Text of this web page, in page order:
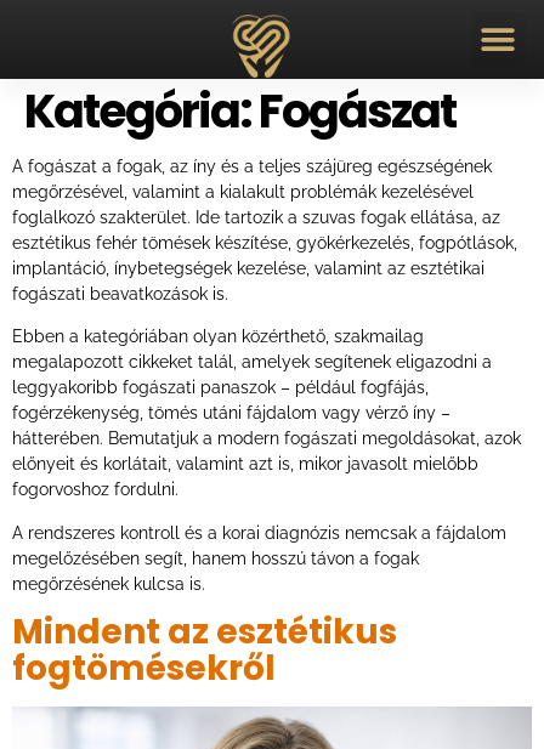
Kategória:Fogászat
A fogászat a fogak, az íny és a teljes szájüreg egészségének
megőrzésével, valamint a kialakult problémák kezelésével
foglalkozó szakterület. Ide tartozik a szuvas fogak ellátása, az
esztétikus fehér tömések készítése, gyökérkezelés, fogpótlások,
implantáció, ínybetegségek kezelése, valamint az esztétikai
fogászati beavatkozások is.
Ebben a kategóriában olyan közérthető, szakmailag
megalapozott cikkeket talál, amelyek segítenek eligazodni a
leggyakoribb fogászati panaszok – például fogfájás,
fogérzékenység, tömés utáni fájdalom vagy vérző íny –
hátterében. Bemutatjuk a modern fogászati megoldásokat, azok
előnyeit és korlátait, valamint azt is, mikor javasolt mielőbb
fogorvoshoz fordulni.
A rendszeres kontroll és a korai diagnózis nemcsak a fájdalom
megelőzésében segít, hanem hosszú távon a fogak
megőrzésének kulcsa is.
Mindent az esztétikus
fogtömésekről